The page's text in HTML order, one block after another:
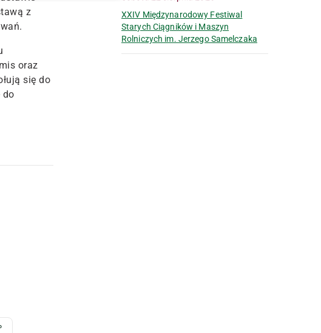
z
oraz
się do
do
XXIV Międzynarodowy Festiwal
Starych Ciągników i Maszyn
Rolniczych im. Jerzego Samelczaka